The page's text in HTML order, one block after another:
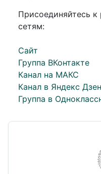
Присоединяйтесь
сетям:
Сайт
Группа ВКонтакте
Канал на МАКС
Канал в Яндекс Дзен
Группа в